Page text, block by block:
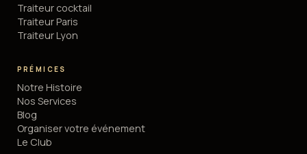
Traiteur cocktail
Traiteur Paris
Traiteur Lyon
PRÉMICES
Notre Histoire
Nos Services
Blog
Organiser votre événement
Le Club